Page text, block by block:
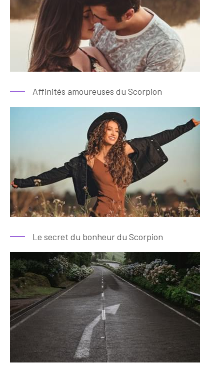
Affinités amoureuses du Scorpion
Le secret du bonheur du Scorpion